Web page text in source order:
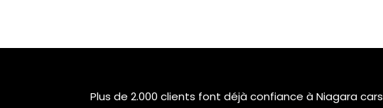
Plus de 2.000 clients font déjà confiance à Niagara cars